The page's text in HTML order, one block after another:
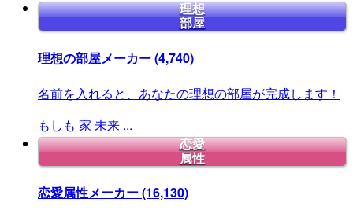
理想
部屋
理想の部屋メーカー(4,740)
名前を入れると、あなたの理想の部屋が完成します！
もしも 家 未来 ...
恋愛
属性
恋愛属性メーカー(16,130)